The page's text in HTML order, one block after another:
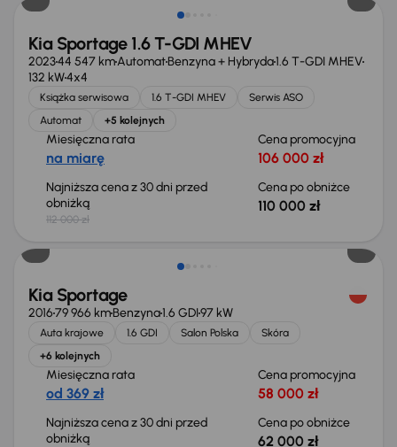
Kia Sportage 1.6 T-GDI MHEV
202344 547 kmAutomatBenzyna + Hybryda1.6 T-GDI MHEV
132 kW4x4
Książka serwisowa 1.6 T-GDI MHEV
Serwis ASO
Automat
+5 kolejnych
Miesięczna rata
na miarę
Cena promocyjna
106 000 zł
Najniższa cena z 30 dni przed
obniżką
112 000 zł
Cena po obniżce
110 000 zł
Taniej o 2 000 zł
Kia Sportage
201679 966 kmBenzyna1.6 GDI97 kW
Auta krajowe 1.6 GDI Salon Polska
Skóra
+6 kolejnych
Miesięczna rata
od 369 zł
Cena promocyjna
58 000 zł
Najniższa cena z 30 dni przed
obniżką
Cena po obniżce
62 000 zł